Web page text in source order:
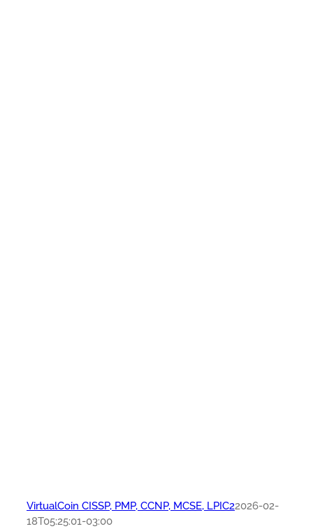
VirtualCoin CISSP, PMP, CCNP, MCSE, LPIC22026-02-
18T05:25:01-03:00